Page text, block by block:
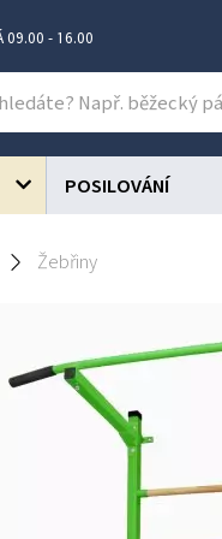
09.00 - 16.00
POSILOVÁNÍ
Žebřiny